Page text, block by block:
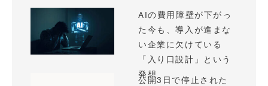
AIの費用障壁が下がっ
た今も、導入が進まな
い企業に欠けている
「入り口設計」という
発想
公開3日で停止された